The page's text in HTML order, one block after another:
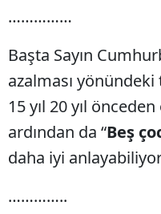
……………
Başta Sayın
azalması
15 yıl 20 yıl
ardından da “Beş
daha iyi
…………..